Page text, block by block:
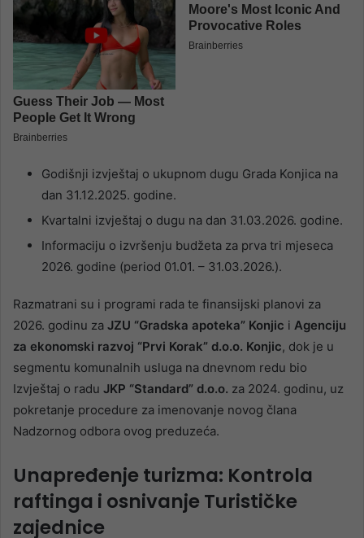
Godišnji izvještaj o ukupnom dugu Grada Konjica na
dan 31.12.2025. godine.
Kvartalni izvještaj o dugu na dan 31.03.2026. godine.
Informaciju o izvršenju budžeta za prva tri mjeseca
2026. godine (period 01.01. – 31.03.2026.).
Razmatrani su i programi rada te finansijski planovi za
2026. godinu za JZU “Gradska apoteka” Konjic i Agenciju
za ekonomski razvoj “Prvi Korak” d.o.o. Konjic, dok je u
segmentu komunalnih usluga na dnevnom redu bio
Izvještaj o radu JKP “Standard” d.o.o. za 2024. godinu, uz
pokretanje procedure za imenovanje novog člana
Nadzornog odbora ovog preduzeća.
Unapređenje turizma: Kontrola
raftinga i osnivanje Turističke
zajednice